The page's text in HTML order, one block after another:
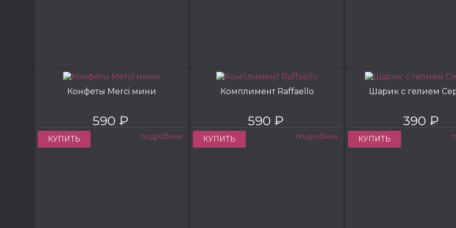
Конфеты Merci мини
590 ₽
КУПИТЬ подробнее
Комплимент Raffaello
590 ₽
КУПИТЬ подробнее
Шарик с гелием
390 ₽
КУПИТЬ